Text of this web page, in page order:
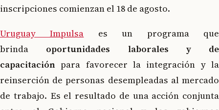
inscripciones comienzan el 18 de agosto.
Uruguay Impulsa es un programa que
brinda oportunidades laborales y de
capacitación para favorecer la integración y la
reinserción de personas desempleadas al mercado
de trabajo. Es el resultado de una acción conjunta